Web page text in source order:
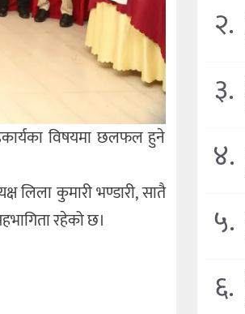
विषयमा छलफल हुने
लिला कुमारी भण्डारी, सातै
रहेको छ।
२.
३.
४.
५.
६.